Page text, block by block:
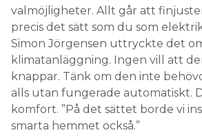
valmöjligheter. Allt går att
precis det sätt som du som
Simon Jörgensen uttryckte det
klimatanläggning. Ingen vill att
knappar. Tänk om den inte
alls utan fungerade automatiskt.
komfort. ”På det sättet borde vi
smarta hemmet också.”